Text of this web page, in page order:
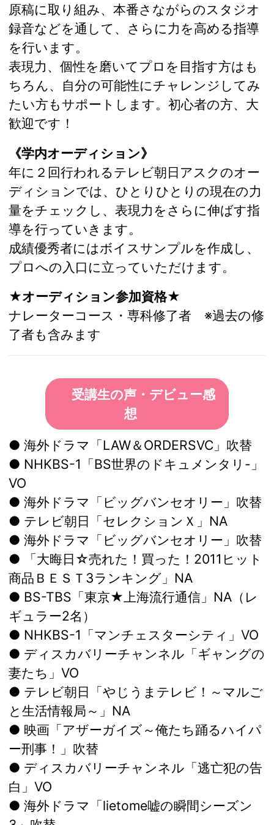
原稿に取り組み、本番さながらのスタジオ
録音などを通して、さらに力を高める指導
を行います。
表現力、個性を磨いてプロを目指す方はも
ちろん、自分の可能性にチャレンジしてみ
たい方もサポートします。初心者の方、大
歓迎です！
《学内オーディション》
年に２回行われるテレビ朝日アスクのオー
ディションでは、ひとりひとりの現在の力
量をチェックし、表現力をさらに伸ばす指
導を行っていきます。
成績優秀者にはボイスサンプルを作成し、
プロへの入口に立っていただけます。
★オーディション参加資格★
ナレーターコース・専科修了者 ※過去の修
了者も含みます
受講生の声・デビュー感
想
● 海外ドラマ「LAW＆ORDERSVC」吹替
● NHKBS-1「BS世界のドキュメンタリ-」
VO
● 海外ドラマ「ビッグバンセオリー」吹替
● テレビ朝日「セレクションＸ」NA
● 海外ドラマ「ビッグバンセオリー」吹替
● 「大晦日☆売れた！買った！2011ヒット
商品ＢＥＳＴ3ランキング」NA
● BS-TBS「東京★上海流行通信」NA（レ
ギュラー2名）
● NHKBS-1「マンチェスターシティ」VO
● ディスカバリーチャンネル「ギャングの
妻たち」VO
● テレビ朝日「やじうまテレビ！～マルご
と生活情報局～」NA
● 映画「アザーガイズ～俺たち踊るハイパ
ー刑事！」吹替
● ディスカバリーチャンネル「逃亡犯の告
白」VO
● 海外ドラマ「lietome嘘の瞬間シーズン